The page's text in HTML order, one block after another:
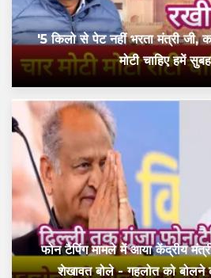
'5 किलो से पेट नहीं भरता मंत्री जी,
मोटी चाहिए हमें
फोन टैपिंग मामले में आया केंद्रीय
शेखावत बोले - गहलोत को बोलने